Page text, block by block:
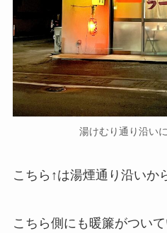
湯けむり通り沿い
こちら↑は湯煙通り沿いか
こちら側にも暖簾がつい